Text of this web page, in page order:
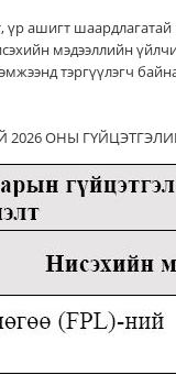
ашигт шаардлагатай
мэдээллийн
тэргүүлэгч
ОНЫ